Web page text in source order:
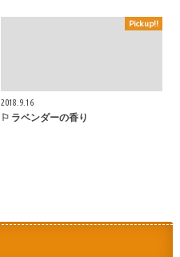
Pickup!!
2018.9.16
⚐ ラベンダーの香り